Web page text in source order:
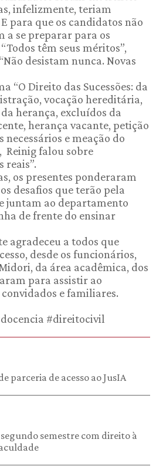
infelizmente, teriam
para que os candidatos não
a se preparar para os
têm seus méritos”,
desistam nunca. Novas
“O Direito das Sucessões: da
vocação hereditária,
herança, excluídos da
herança vacante, petição
necessários e meação do
Reinig falou sobre
reais”.
os presentes ponderaram
desafios que terão pela
juntam ao departamento
de frente do ensinar
agradeceu a todos que
desde os funcionários,
da área acadêmica, dos
para assistir ao
e familiares.
#direitocivil
parceria de acesso ao JusIA
semestre com direito à